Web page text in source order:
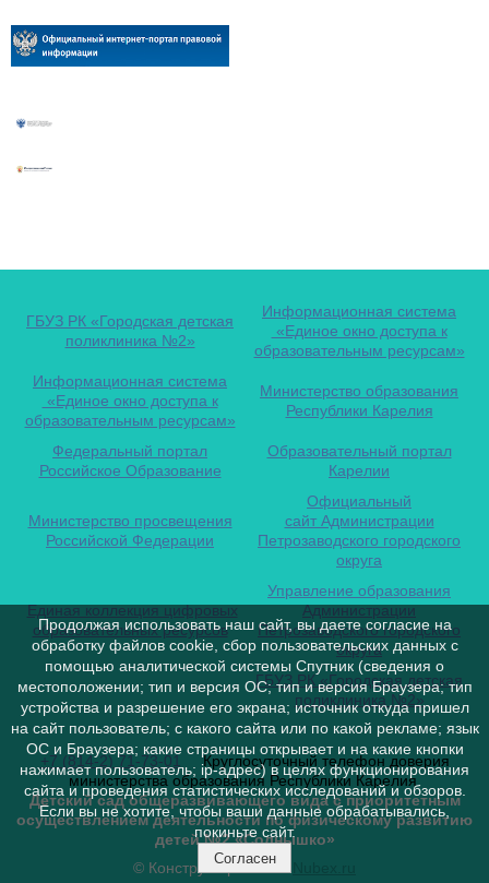
ГБУЗ РК «Городская детская
поликлиника №2»
Информационная система
«Единое окно доступа к
образовательным ресурсам»
Информационная система
«Единое окно доступа к
образовательным ресурсам»
Министерство образования
Республики Карелия
Федеральный портал
Российское Образование
Образовательный портал
Карелии
Министерство просвещения
Российской Федерации
Официальный
сайт Администрации
Петрозаводского городского
округа
Единая коллекция цифровых
образовательных ресурсов
Управление образования
Администрации
Петрозаводского городского
округа
ГБУЗ РК «Городская детская
поликлиника №2»
+7 (814-2) 71-73-01
Круглосуточный телефон доверия
министерства образования Республики Карелия
Детский сад общеразвивающего вида с приоритетным
осуществлением деятельности по физическому развитию
детей №2 «Солнышко»
© Конструктор сайтов
Продолжая использовать наш сайт, вы даете согласие на
обработку файлов cookie, сбор пользовательских данных с
помощью аналитической системы Спутник (сведения о
местоположении; тип и версия ОС; тип и версия Браузера; тип
устройства и разрешение его экрана; источник откуда пришел
на сайт пользователь; с какого сайта или по какой рекламе; язык
ОС и Браузера; какие страницы открывает и на какие кнопки
нажимает пользователь; ip-адрес) в целях функционирования
сайта и проведения статистических исследований и обзоров.
Если вы не хотите, чтобы ваши данные обрабатывались,
покиньте сайт.
Согласен